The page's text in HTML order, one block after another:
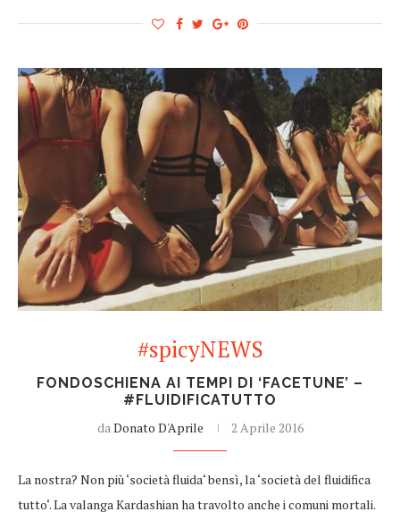
#spicyNEWS
FONDOSCHIENA AI TEMPI DI ‘FACETUNE’ –
#FLUIDIFICATUTTO
daDonato D'Aprile 2 Aprile 2016
La nostra? Non più ‘società fluida‘ bensì, la ‘società del fluidifica
tutto‘. La valanga Kardashian ha travolto anche i comuni mortali.